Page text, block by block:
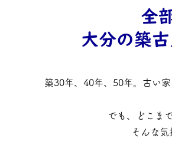
全
大分の築
築30年、40年、50年。古い
でも、どこま
そんな